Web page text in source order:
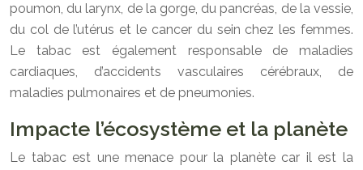
poumon, du larynx, de la gorge, du pancréas, de la vessie,
du col de l’utérus et le cancer du sein chez les femmes.
Le tabac est également responsable de maladies
cardiaques, d’accidents vasculaires cérébraux, de
maladies pulmonaires et de pneumonies.
Impacte l’écosystème et la planète
Le tabac est une menace pour la planète car il est la